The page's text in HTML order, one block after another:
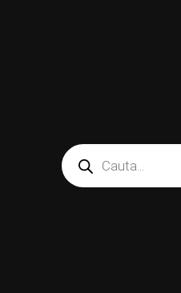
Products
search